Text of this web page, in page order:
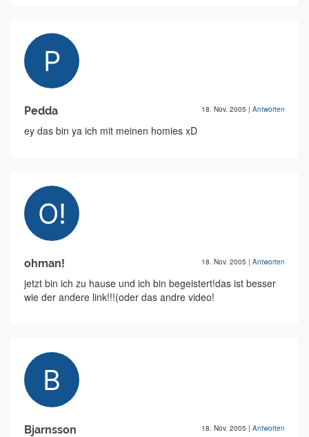
Pedda 18. Nov. 2005 | Antworten
ey das bin ya ich mit meinen homies xD
ohman! 18. Nov. 2005 | Antworten
jetzt bin ich zu hause und ich bin begeistert!das ist besser
wie der andere link!!!(oder das andre video!
Bjarnsson 18. Nov. 2005 | Antworten